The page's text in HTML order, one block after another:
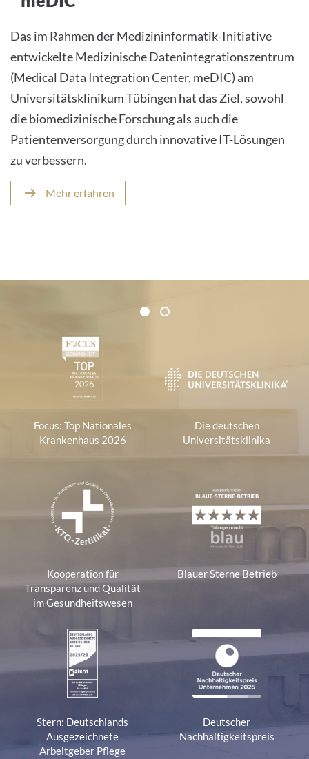
Das im Rahmen der Medizininformatik-Initiative
entwickelte Medizinische Datenintegrationszentrum
(Medical Data Integration Center, meDIC) am
Universitätsklinikum Tübingen hat das Ziel, sowohl
die biomedizinische Forschung als auch die
Patientenversorgung durch innovative IT-Lösungen
zu verbessern.
Mehr erfahren
Zertifikate und Verbände
1 2
Focus: Top Nationales
Krankenhaus 2026
Die deutschen
Universitätsklinika
Kooperation für
Transparenz und Qualität
im Gesundheitswesen
Blauer Sterne Betrieb
Stern: Deutschlands
Ausgezeichnete
Arbeitgeber Pflege
Deutscher
Nachhaltigkeitspreis